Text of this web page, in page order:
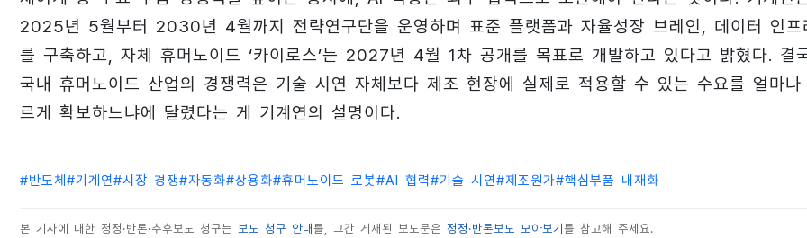
2025년 5월부터 2030년 4월까지 전략연구단을 운영하며 표준 플랫폼과 자율성장 브레인, 데이터 인프
를 구축하고, 자체 휴머노이드 ‘카이로스’는 2027년 4월 1차 공개를 목표로 개발하고 있다고 밝혔다. 결
국내 휴머노이드 산업의 경쟁력은 기술 시연 자체보다 제조 현장에 실제로 적용할 수 있는 수요를 얼마나
르게 확보하느냐에 달렸다는 게 기계연의 설명이다.
#반도체 #기계연#시장 경쟁#자동화#상용화#휴머노이드 로봇#AI 협력#기술 시연#제조원가#핵심부품 내재화
본 기사에 대한 정정·반론·추후보도 청구는 보도 청구 안내 를, 그간 게재된 보도문은 정정·반론보도 모아보기 를 참고해 주세요.